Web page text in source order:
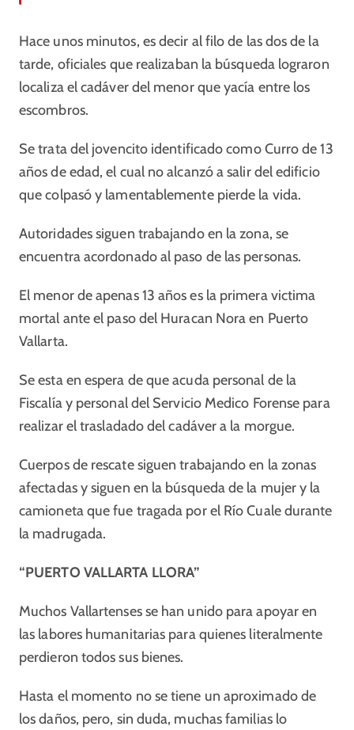
Hace unos minutos, es decir al filo de las dos de la
tarde, oficiales que realizaban la búsqueda lograron
localiza el cadáver del menor que yacía entre los
escombros.
Se trata del jovencito identificado como Curro de 13
años de edad, el cual no alcanzó a salir del edificio
que colpasó y lamentablemente pierde la vida.
Autoridades siguen trabajando en la zona, se
encuentra acordonado al paso de las personas.
El menor de apenas 13 años es la primera victima
mortal ante el paso del Huracan Nora en Puerto
Vallarta.
Se esta en espera de que acuda personal de la
Fiscalía y personal del Servicio Medico Forense para
realizar el trasladado del cadáver a la morgue.
Cuerpos de rescate siguen trabajando en la zonas
afectadas y siguen en la búsqueda de la mujer y la
camioneta que fue tragada por el Río Cuale durante
la madrugada.
“PUERTO VALLARTA LLORA”
Muchos Vallartenses se han unido para apoyar en
las labores humanitarias para quienes literalmente
perdieron todos sus bienes.
Hasta el momento no se tiene un aproximado de
los daños, pero, sin duda, muchas familias lo